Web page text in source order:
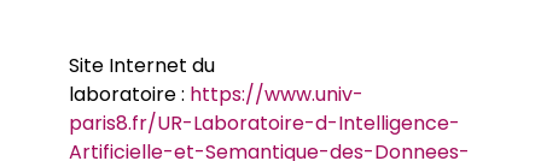
Site Internet du
laboratoire : https://www.univ-
paris8.fr/UR-Laboratoire-d-Intelligence-
Artificielle-et-Semantique-des-Donnees-